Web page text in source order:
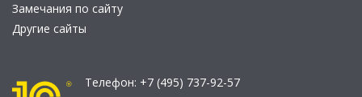
Замечания по сайту
Другие сайты
Телефон: +7 (495) 737-92-57